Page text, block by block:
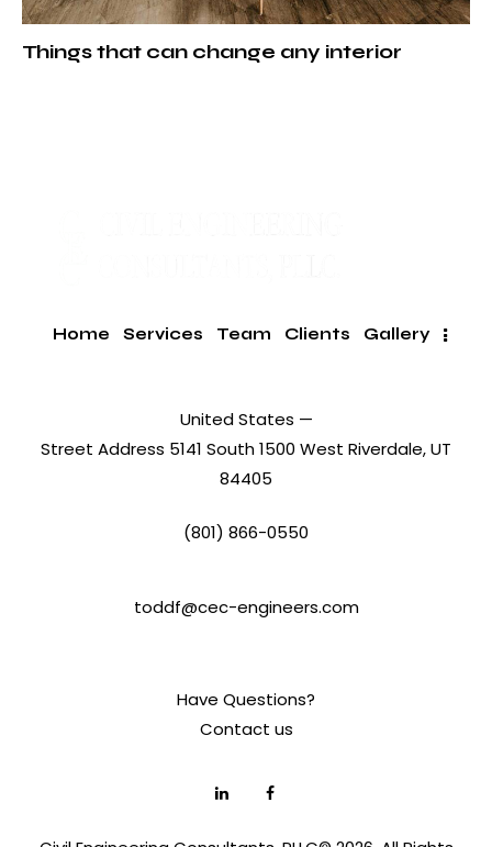
Things that can change any interior
Home Services Team Clients Gallery
United States —
Street Address 5141 South 1500 West Riverdale, UT
84405
(801) 866-0550
toddf@cec-engineers.com
Have Questions?
Contact us